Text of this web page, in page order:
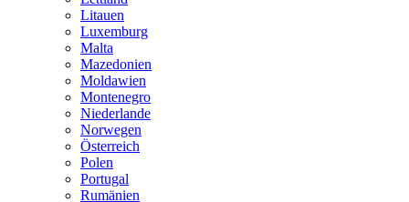
Litauen
Luxemburg
Malta
Mazedonien
Moldawien
Montenegro
Niederlande
Norwegen
Österreich
Polen
Portugal
Rumänien